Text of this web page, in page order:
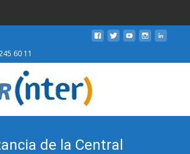
60 11
de la Central